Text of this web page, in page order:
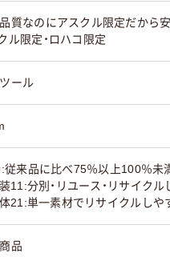
質なのにアスクル限定だから
ル限定・ロハコ限定
ール
従来品に比べ75％以上100％未
11:分別・リユース・リサイク
21:単一素材でリサイクルしや
品